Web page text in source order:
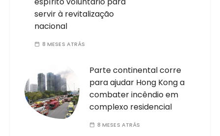
servir à revitalização
nacional
8 MESES ATRÁS
Parte continental corre
para ajudar Hong Kong a
combater incêndio em
complexo residencial
8 MESES ATRÁS